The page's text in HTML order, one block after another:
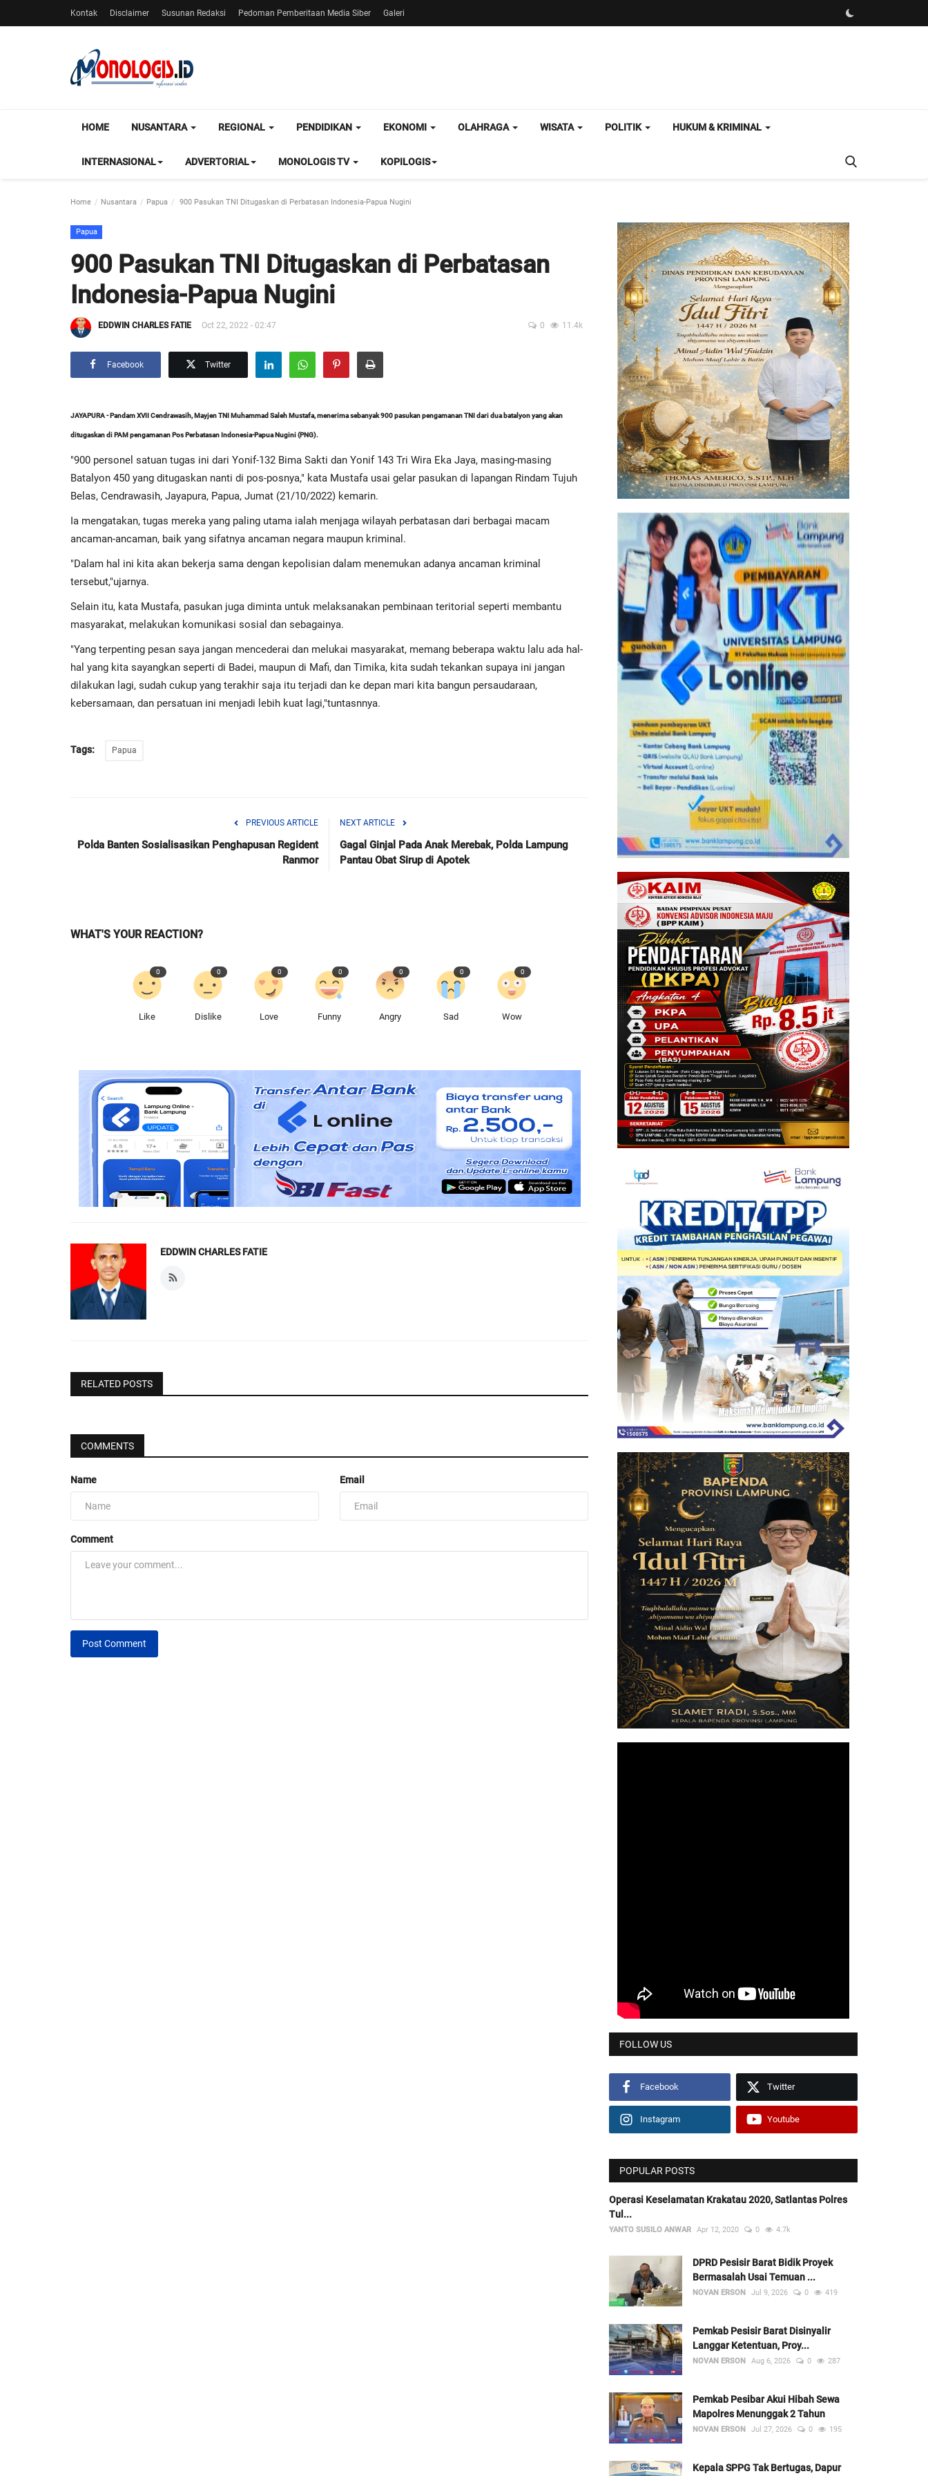
Kontak Disclaimer Susunan Redaksi Pedoman Pemberitaan Media Siber Galeri
HOME NUSANTARA REGIONAL PENDIDIKAN EKONOMI OLAHRAGA WISATA POLITIK HUKUM & KRIMINAL
INTERNASIONAL ADVERTORIAL MONOLOGIS TV KOPILOGIS
Home Nusantara Papua 900 Pasukan TNI Ditugaskan di Perbatasan Indonesia-Papua Nugini
Papua
900 Pasukan TNI Ditugaskan di Perbatasan
Indonesia-Papua Nugini
EDDWIN CHARLES FATIE Oct 22, 2022 - 02:47 0 11.4k
Facebook Twitter
JAYAPURA - Pandam XVII Cendrawasih, Mayjen TNI Muhammad Saleh Mustafa, menerima sebanyak 900 pasukan pengamanan TNI dari dua batalyon yang akan
ditugaskan di PAM pengamanan Pos Perbatasan Indonesia-Papua Nugini (PNG).
"900 personel satuan tugas ini dari Yonif-132 Bima Sakti dan Yonif 143 Tri Wira Eka Jaya, masing-masing
Batalyon 450 yang ditugaskan nanti di pos-posnya," kata Mustafa usai gelar pasukan di lapangan Rindam Tujuh
Belas, Cendrawasih, Jayapura, Papua, Jumat (21/10/2022) kemarin.
Ia mengatakan, tugas mereka yang paling utama ialah menjaga wilayah perbatasan dari berbagai macam
ancaman-ancaman, baik yang sifatnya ancaman negara maupun kriminal.
"Dalam hal ini kita akan bekerja sama dengan kepolisian dalam menemukan adanya ancaman kriminal
tersebut,"ujarnya.
Selain itu, kata Mustafa, pasukan juga diminta untuk melaksanakan pembinaan teritorial seperti membantu
masyarakat, melakukan komunikasi sosial dan sebagainya.
"Yang terpenting pesan saya jangan mencederai dan melukai masyarakat, memang beberapa waktu lalu ada hal-
hal yang kita sayangkan seperti di Badei, maupun di Mafi, dan Timika, kita sudah tekankan supaya ini jangan
dilakukan lagi, sudah cukup yang terakhir saja itu terjadi dan ke depan mari kita bangun persaudaraan,
kebersamaan, dan persatuan ini menjadi lebih kuat lagi,"tuntasnnya.
Tags: Papua
PREVIOUS ARTICLE
Polda Banten Sosialisasikan Penghapusan Regident
Ranmor
NEXT ARTICLE
Gagal Ginjal Pada Anak Merebak, Polda Lampung
Pantau Obat Sirup di Apotek
WHAT'S YOUR REACTION?
Like
0
Dislike
0
Love
0
Funny
0
Angry
0
Sad
0
Wow
0
EDDWIN CHARLES FATIE
RELATED POSTS
COMMENTS
Name Email
Comment
Post Comment
FOLLOW US
Facebook Twitter
Instagram Youtube
POPULAR POSTS
Operasi Keselamatan Krakatau 2020, Satlantas Polres
Tul...
YANTO SUSILO ANWAR Apr 12, 2020 0 4.7k
DPRD Pesisir Barat Bidik Proyek
Bermasalah Usai Temuan ...
NOVAN ERSON Jul 9, 2026 0 419
Pemkab Pesisir Barat Disinyalir
Langgar Ketentuan, Proy...
NOVAN ERSON Aug 6, 2026 0 287
Pemkab Pesibar Akui Hibah Sewa
Mapolres Menunggak 2 Tahun
NOVAN ERSON Jul 27, 2026 0 195
Kepala SPPG Tak Bertugas, Dapur